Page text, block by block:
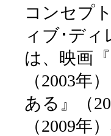
コンセプ
ィブ･デ
は、映画
（2003年
ある』（
（2009年